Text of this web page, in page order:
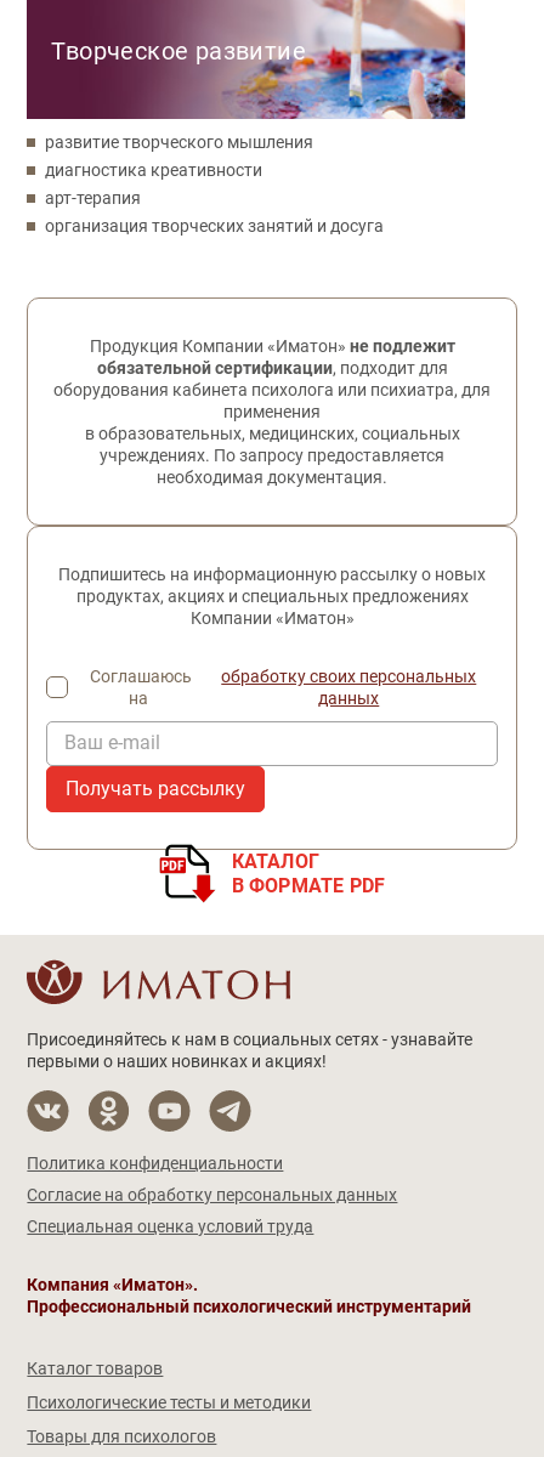
Творческое развитие
развитие творческого мышления
диагностика креативности
арт-терапия
организация творческих занятий и досуга
Обратная связь
Продукция Компании «Иматон» не подлежит
обязательной сертификации, подходит для
оборудования кабинета психолога или психиатра, для
применения
в образовательных, медицинских, социальных
учреждениях. По запросу предоставляется
необходимая документация.
Подпишитесь на информационную рассылку о новых
продуктах, акциях и специальных предложениях
Компании «Иматон»
Соглашаюсь
на
обработку своих персональных
данных
Ваш e-mail
КАТАЛОГ
В ФОРМАТЕ PDF
Присоединяйтесь к нам в социальных сетях - узнавайте
первыми о наших новинках и акциях!
Политика конфиденциальности
Согласие на обработку персональных данных
Специальная оценка условий труда
Компания «Иматон».
Профессиональный психологический инструментарий
Каталог товаров
Психологические тесты и методики
Товары для психологов